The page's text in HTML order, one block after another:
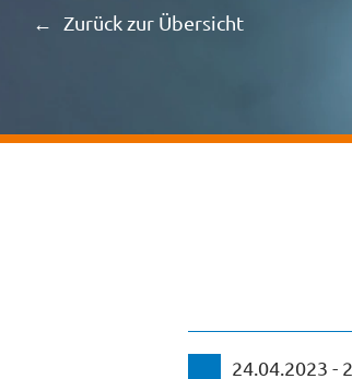
Zurück zur Übersicht
24.04.2023 -